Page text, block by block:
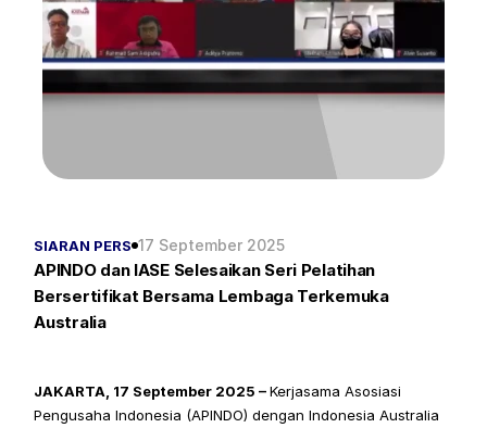
SIARAN PERS 17 September 2025
APINDO dan IASE Selesaikan Seri Pelatihan
Bersertifikat Bersama Lembaga Terkemuka
Australia
JAKARTA, 17 September 2025 – Kerjasama Asosiasi
Pengusaha Indonesia (APINDO) dengan Indonesia Australia